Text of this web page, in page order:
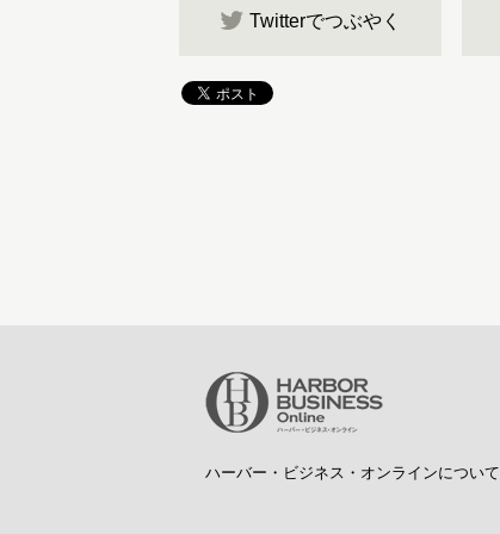
Twitterでつぶやく
ハーバー・ビジネス・オンラインについて